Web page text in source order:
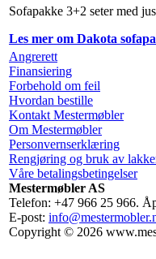
Sofapakke 3+2 seter med
Les mer om Dakota
Angrerett
Finansiering
Forbehold om feil
Hvordan bestille
Kontakt Mestermøbler
Om Mestermøbler
Personvernserklæring
Rengjøring og bruk av
Våre betalingsbetingelser
Mestermøbler AS
Telefon: +47 966 25 966.
E-post:
Copyright © 2026